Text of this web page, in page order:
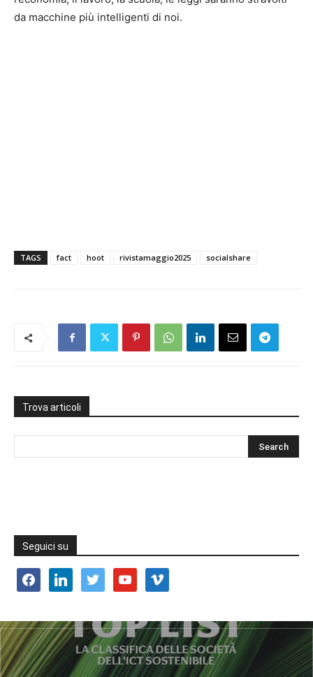
da macchine più intelligenti di noi.
TAGS fact hoot rivistamaggio2025 socialshare
Trova articoli
Seguici su
facebooklinkedin twitter youtube vimeo